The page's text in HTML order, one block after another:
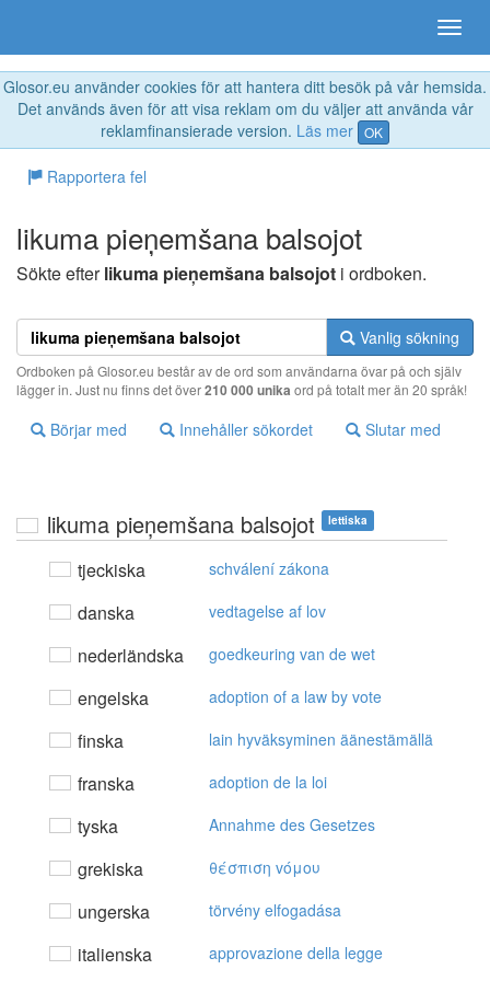
Glosor.eu använder cookies för att hantera ditt besök på vår hemsida.
Det används även för att visa reklam om du väljer att använda vår
reklamfinansierade version. Läs mer OK
Rapportera fel
likuma pieņemšana balsojot
Sökte efterlikuma pieņemšana balsojot i ordboken.
Vanlig sökning
Ordboken på Glosor.eu består av de ord som användarna övar på och själv
lägger in. Just nu finns det över210 000 unika ord på totalt mer än 20 språk!
Börjar med Innehåller sökordet Slutar med
likuma pieņemšana balsojot lettiska
tjeckiska schválení zákona
danska vedtagelse af lov
nederländska goedkeuring van de wet
engelska adoption of a law by vote
finska lain hyväksyminen äänestämällä
franska adoption de la loi
tyska Annahme des Gesetzes
grekiska θέσπιση vόμoυ
ungerska törvény elfogadása
italienska approvazione della legge